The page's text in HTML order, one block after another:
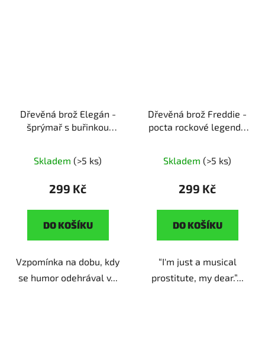
Dřevěná brož Elegán -
šprýmař s buřinkou
němých filmů
Skladem (>5 ks)
299 Kč
DO KOŠÍKU
Vzpomínka na dobu, kdy
se humor odehrával v...
Dřevěná brož Freddie -
pocta rockové legendě
legendy
Skladem (>5 ks)
299 Kč
DO KOŠÍKU
“I'm just a musical
prostitute, my dear.”...